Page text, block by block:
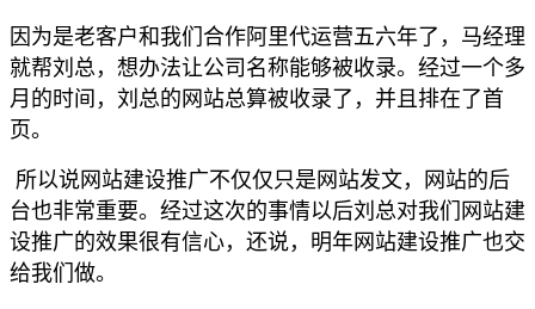
因为是老客户和我们合作阿里代运营五六年了，马经理
就帮刘总，想办法让公司名称能够被收录。 经过一个多
月的时间，刘总的网站总算被收录了，并且排在了首
页。
所以说网站建设推广不仅仅只是网站发文，网站的后
台也非常重要。经过这次的事情以后刘总对我们网站建
设推广的效果很有信心， 还说，明年网站建设推广也交
给我们做。